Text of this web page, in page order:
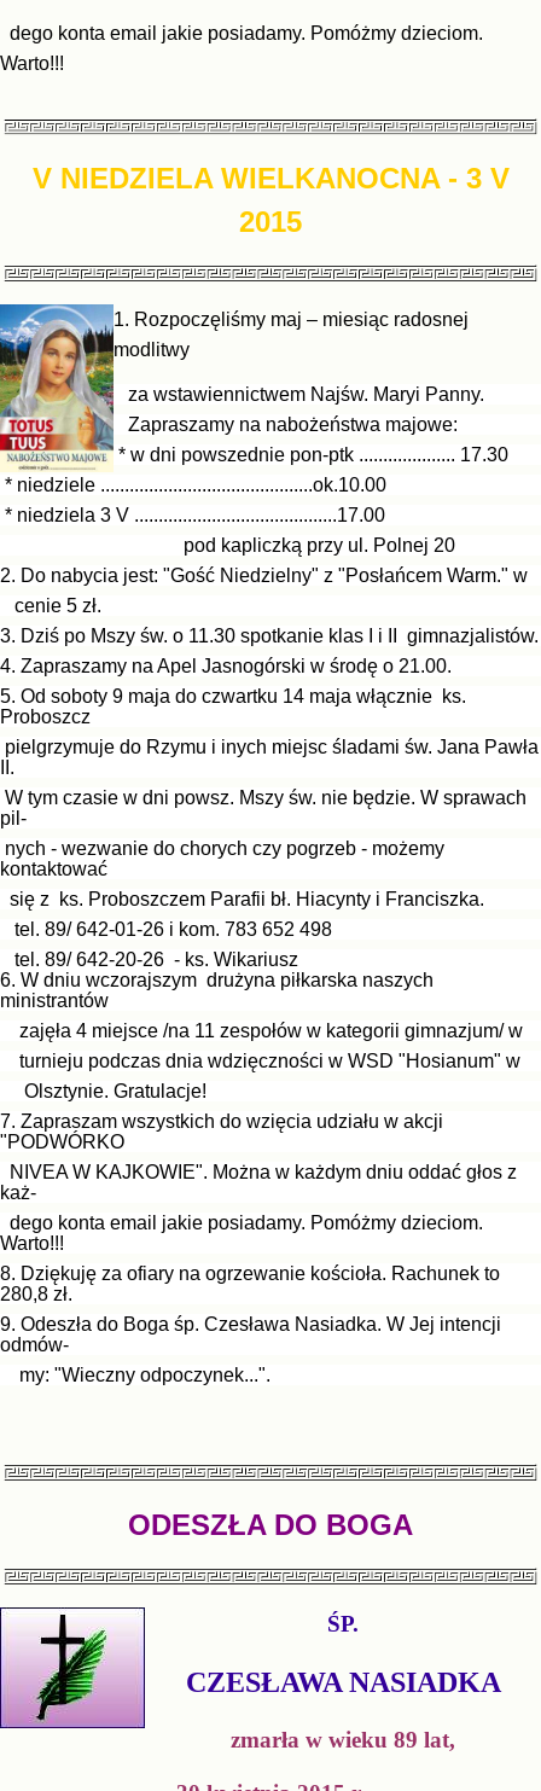
dego konta email jakie posiadamy. Pomóżmy dzieciom.
Warto!!!
V NIEDZIELA WIELKANOCNA - 3 V
2015
1. Rozpoczęliśmy maj – miesiąc radosnej
modlitwy
za wstawiennictwem Najśw. Maryi Panny.
Zapraszamy na nabożeństwa majowe:
* w dni powszednie pon-ptk .................... 17.30
* niedziele ............................................ok.10.00
* niedziela 3 V ..........................................17.00
pod kapliczką przy ul. Polnej 20
2. Do nabycia jest: "Gość Niedzielny" z "Posłańcem Warm." w
cenie 5 zł.
3. Dziś po Mszy św. o 11.30 spotkanie klas I i II gimnazjalistów.
4. Zapraszamy na Apel Jasnogórski w środę o 21.00.
5. Od soboty 9 maja do czwartku 14 maja włącznie ks.
Proboszcz
pielgrzymuje do Rzymu i inych miejsc śladami św. Jana Pawła
II.
W tym czasie w dni powsz. Mszy św. nie będzie. W sprawach
pil-
nych - wezwanie do chorych czy pogrzeb - możemy
kontaktować
się z ks. Proboszczem Parafii bł. Hiacynty i Franciszka.
tel. 89/ 642-01-26 i kom. 783 652 498
tel. 89/ 642-20-26 - ks. Wikariusz
6. W dniu wczorajszym drużyna piłkarska naszych
ministrantów
zajęła 4 miejsce /na 11 zespołów w kategorii gimnazjum/ w
turnieju podczas dnia wdzięczności w WSD "Hosianum" w
Olsztynie. Gratulacje!
7. Zapraszam wszystkich do wzięcia udziału w akcji
"PODWÓRKO
NIVEA W KAJKOWIE". Można w każdym dniu oddać głos z
każ-
dego konta email jakie posiadamy. Pomóżmy dzieciom.
Warto!!!
8. Dziękuję za ofiary na ogrzewanie kościoła. Rachunek to
280,8 zł.
9. Odeszła do Boga śp. Czesława Nasiadka. W Jej intencji
odmów-
my: "Wieczny odpoczynek...".
ODESZŁA DO BOGA
ŚP.
CZESŁAWA NASIADKA
zmarła w wieku 89 lat,